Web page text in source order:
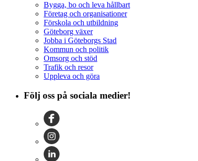
Bygga, bo och leva hållbart
Företag och organisationer
Förskola och utbildning
Göteborg växer
Jobba i Göteborgs Stad
Kommun och politik
Omsorg och stöd
Trafik och resor
Uppleva och göra
Följ oss på sociala medier!